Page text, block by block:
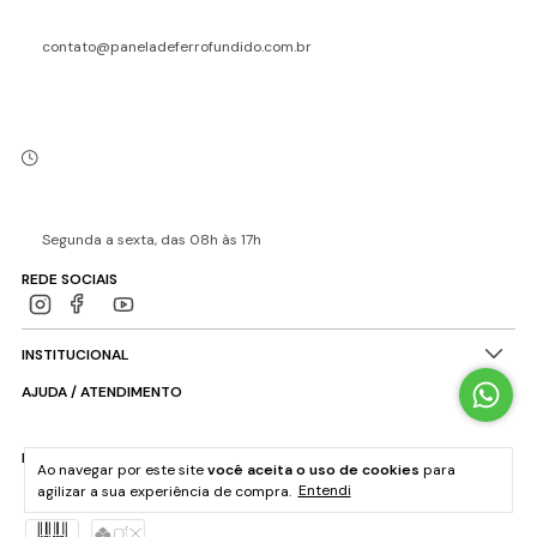
Ao navegar por este sitevocê aceita o uso de cookies para
agilizar a sua experiência de compra. Entendi
contato@paneladeferrofundido.com.br
Segunda a sexta, das 08h às 17h
REDE SOCIAIS
INSTITUCIONAL
AJUDA / ATENDIMENTO
MEIOS DE PAGAMENTO